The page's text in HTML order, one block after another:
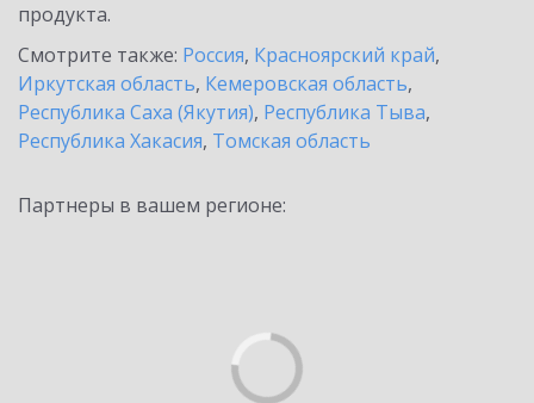
продукта.
Смотрите также: Россия, Красноярский край,
Иркутская область, Кемеровская область,
Республика Саха (Якутия), Республика Тыва,
Республика Хакасия, Томская область
Партнеры в вашем регионе: